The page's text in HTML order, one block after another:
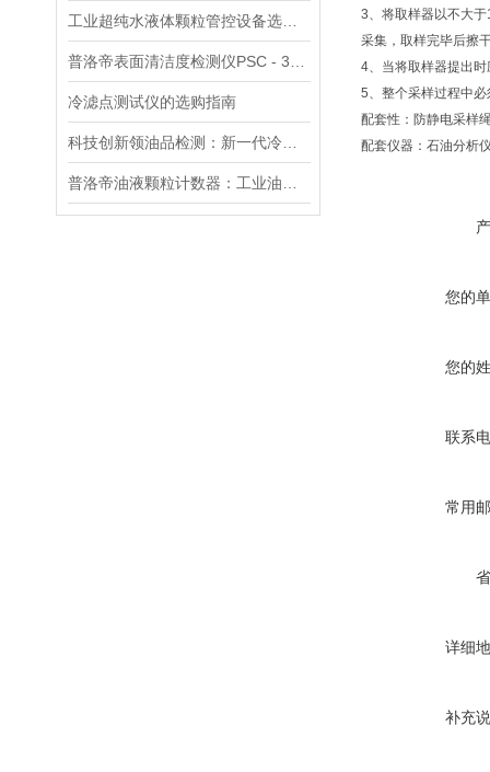
冷滤点测试仪的选购指南
3、将取样器以不大
采集，取样完毕后擦
4、当将取样器提出
5、整个采样过程中
配套性：防静电采样
配套仪器：石油分析
您的
您的
联系
常用
详细
补充